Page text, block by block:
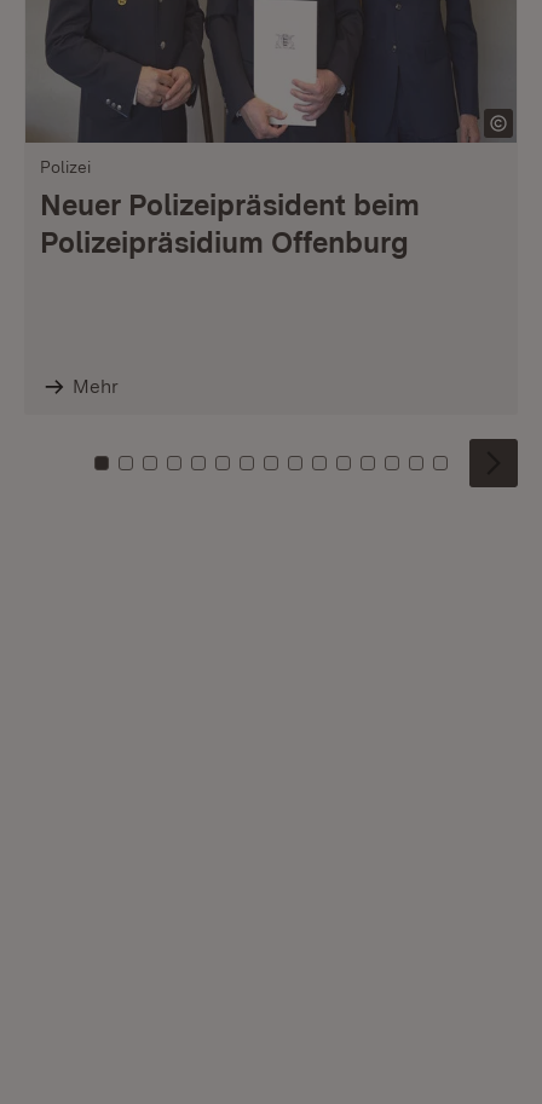
Polizei
Neuer Polizeipräsident beim
Polizeipräsidium Offenburg
Mehr
Zu Kachel: 0
Zu Kachel: 1
Zu Kachel: 2
Zu Kachel: 3
Zu Kachel: 4
Zu Kachel: 5
Zu Kachel: 6
Zu Kachel: 7
Zu Kachel: 8
Zu Kachel: 9
Zu Kachel: 10
Zu Kachel: 11
Zu Kachel: 12
Zu Kachel:
Zu